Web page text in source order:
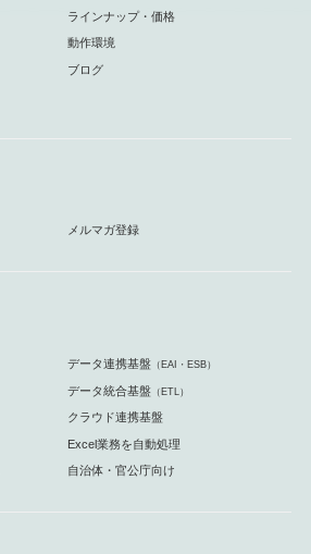
ラインナップ・価格
動作環境
ブログ
メルマガ登録
データ連携基盤 （EAI・ESB）
データ統合基盤 （ETL）
クラウド連携基盤
Excel業務を自動処理
自治体・官公庁向け